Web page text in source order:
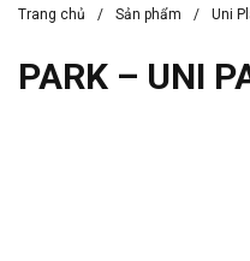
Trang chủ Sản phẩm Uni
PARK – UNI